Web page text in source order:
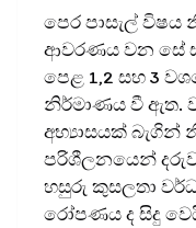
පෙර පාසැල්
ආවරණය වන සේ
පෙළ 1,2 සහ 3
නිර්මාණය වී ඇත.
අභ්‍යාසයක්
පරිශීලනයෙන්
හසුරු කුසලතා
රෝපණය ද සිදු